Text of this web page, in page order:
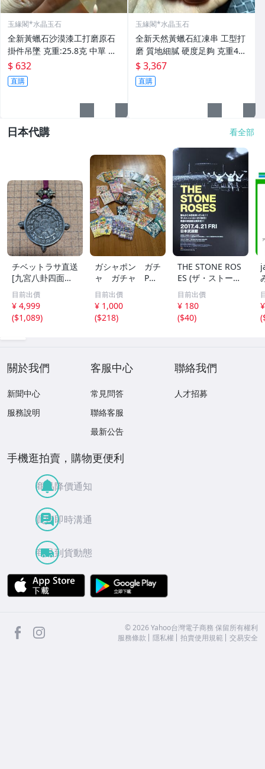
玉緣閣*水晶玉石
全新黃蠟石沙漠漆工打磨原石
掛件吊墜 克重:25.8克 中單 照
片然光
$ 632
直購
玉緣閣*水晶玉石
全新天然黃蠟石紅凍串 工型打
磨 質地細膩 硬度足夠 克重44.
2克 照片然光 非
$ 3,367
直購
日本代購 看全部
チベットラサ直送
[九宮八卦四面八
方吉祥平安]大鵬
鳥、金剛杵、76g
目前出價
¥ 4,999
($1,089)
ガシャポン ガチ
ャ ガチャ POP
ポップ 台紙
非売品 まとめ
て アンパンマ
ン ポケモン ガ
目前出價
¥ 1,000
($218)
THE STONE ROS
ES (ザ・ストー
ン・ローゼズ) 武
道館公演 2017年
チラシ 非売品
目前出價
¥ 180
($40)
(
關於我們
新聞中心
服務說明
客服中心
常見問答
聯絡客服
最新公告
聯絡我們
人才招募
手機逛拍賣，購物更便利
商品降價通知
買賣即時溝通
商品到貨動態
APP Store
facebook ©2026 Yahoo台灣電子商務 保留所有權利
服務條款
隱私權 拍賣使用規範 交易安全